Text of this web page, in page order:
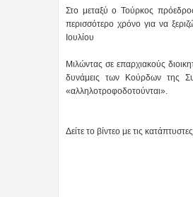
Στο μεταξύ ο Τούρκος
περισσότερο χρόνο για να
Ιουλίου
Μιλώντας σε επαρχιακούς
δυνάμεις των Κούρδων της
«αλληλοτροφοδοτούνται».
Δείτε το βίντεο με τις